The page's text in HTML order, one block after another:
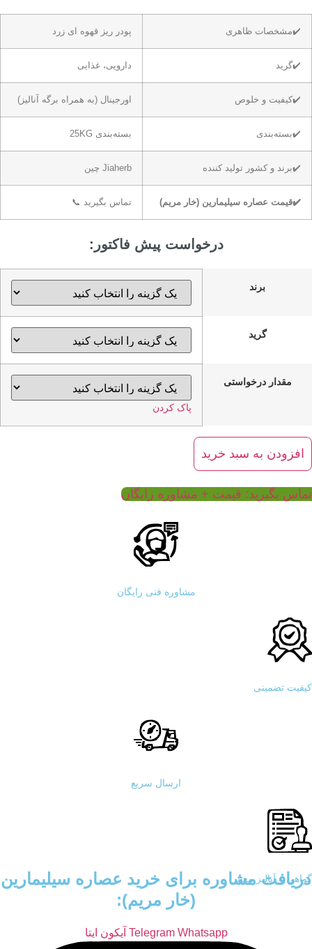
✔️مشخصات ظاهری پودر ریز قهوه ای زرد
✔️گرید دارویی، غذایی
✔️کیفیت و خلوص اورجینال (به همراه برگه آنالیز)
✔️بسته‌بندی بسته‌بندی 25KG
✔️برند و کشور تولید کننده Jiaherb چین
✔️قیمت عصاره سیلیمارین (خار مریم) تماس بگیرید 📞
درخواست پیش فاکتور:
برند
گرید
مقدار درخواستی
پاک کردن
عصاره
سیلیمارین
(خار
مریم)
عدد
افزودن به سبد خرید
تماس بگیرید: قیمت + مشاوره رایگان
مشاوره فنی رایگان
کیفیت تضمینی
ارسال سریع
گواهی و آنالیز معتبر
دریافت مشاوره برای خرید عصاره سیلیمارین
(خار مریم):
Telegram Whatsapp آیکون ایتا